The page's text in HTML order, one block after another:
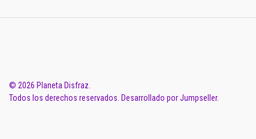
© 2026 Planeta Disfraz.
Todos los derechos reservados. Desarrollado por Jumpseller.